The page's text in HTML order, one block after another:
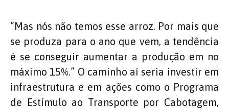
“Mas nós não temos esse arroz. Por mais que
se produza para o ano que vem, a tendência
é se conseguir aumentar a produção em no
máximo 15%.” O caminho aí seria investir em
infraestrutura e em ações como o Programa
de Estímulo ao Transporte por Cabotagem,